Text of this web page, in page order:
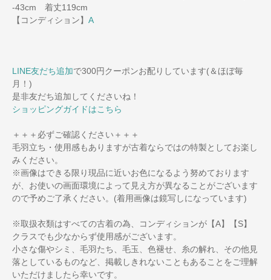
-43cm 着丈119cm
【コンディション】 A
LINE友だち追加で300円クーポンお配りしています(＆ほぼ毎
月！)
是非友だち追加してくださいね！
ショッピングガイドはこちら
＋＋＋必ずご確認ください＋＋＋
毛羽立ち・使用感もありますが古着ならではの特製としてお楽し
みください。
※画像はできる限り現品に近いお色になるよう努めております
が、お使いの画面環境によって見え方が異なることがございます
ので予めご了承ください。(着用画像は鏡写しになっています)
※取扱衣類はすべての古着の為、コンディションが【A】【S】
クラスでも少なからず使用感がございます。
小さな傷やシミ、毛羽たち、毛玉、色褪せ、糸の解れ、その他見
落としているものなど、掲載しきれないこともあることをご理解
いただけましたら幸いです。